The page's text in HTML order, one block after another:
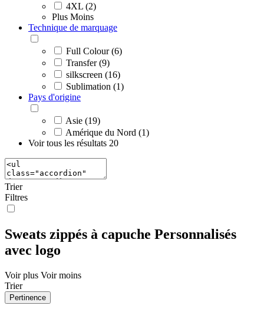
4XL (2)
Plus Moins
Technique de marquage
Full Colour (6)
Transfer (9)
silkscreen (16)
Sublimation (1)
Pays d'origine
Asie (19)
Amérique du Nord (1)
Voir tous les résultats 20
Trier
Filtres
Sweats zippés à capuche Personnalisés
avec logo
Voir plus Voir moins
Trier
Pertinence